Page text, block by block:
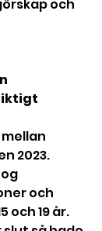
och
2023.
och
och 19 år.